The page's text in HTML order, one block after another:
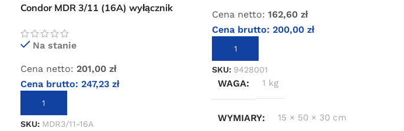
Condor MDR 3/11 (16A) wyłącznik
Na stanie
Cena netto: 201,00 zł
Cena brutto: 247,23 zł
DODAJ DO KOSZYKA
SKU: MDR3/11-16A
Cena netto: 162,60zł
Cena brutto:200,00zł
DODAJ DO KOSZYKA
SKU: 9428001
WAGA 1 kg
WYMIARY 15 × 50 × 30 cm